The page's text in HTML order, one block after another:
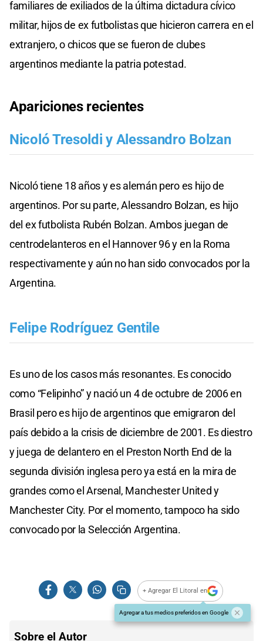
familiares de exiliados de la última dictadura cívico
militar, hijos de ex futbolistas que hicieron carrera en el
extranjero, o chicos que se fueron de clubes
argentinos mediante la patria potestad.
Apariciones recientes
Nicoló Tresoldi y Alessandro Bolzan
Nicoló tiene 18 años y es alemán pero es hijo de
argentinos. Por su parte, Alessandro Bolzan, es hijo
del ex futbolista Rubén Bolzan. Ambos juegan de
centrodelanteros en el Hannover 96 y en la Roma
respectivamente y aún no han sido convocados por la
Argentina.
Felipe Rodríguez Gentile
Es uno de los casos más resonantes. Es conocido
como “Felipinho” y nació un 4 de octubre de 2006 en
Brasil pero es hijo de argentinos que emigraron del
país debido a la crisis de diciembre de 2001. Es diestro
y juega de delantero en el Preston North End de la
segunda división inglesa pero ya está en la mira de
grandes como el Arsenal, Manchester United y
Manchester City. Por el momento, tampoco ha sido
convocado por la Selección Argentina.
+ Agregar El Litoral en
Agregar a tus medios preferidos en Google
Sobre el Autor